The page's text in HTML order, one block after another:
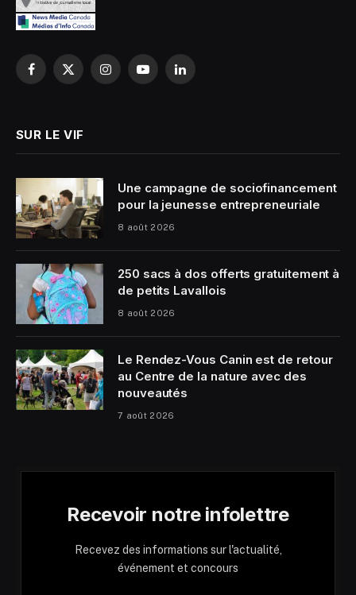
Facebook
X
InstagramYouTubeLinkedIn
SUR LE VIF
Une campagne de sociofinancement
pour la jeunesse entrepreneuriale
8 août 2026
250 sacs à dos offerts gratuitement à
de petits Lavallois
8 août 2026
Le Rendez-Vous Canin est de retour
au Centre de la nature avec des
nouveautés
7 août 2026
Recevoir notre infolettre
Recevez des informations sur l'actualité,
événement et concours